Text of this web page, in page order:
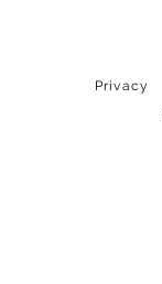
Privacy